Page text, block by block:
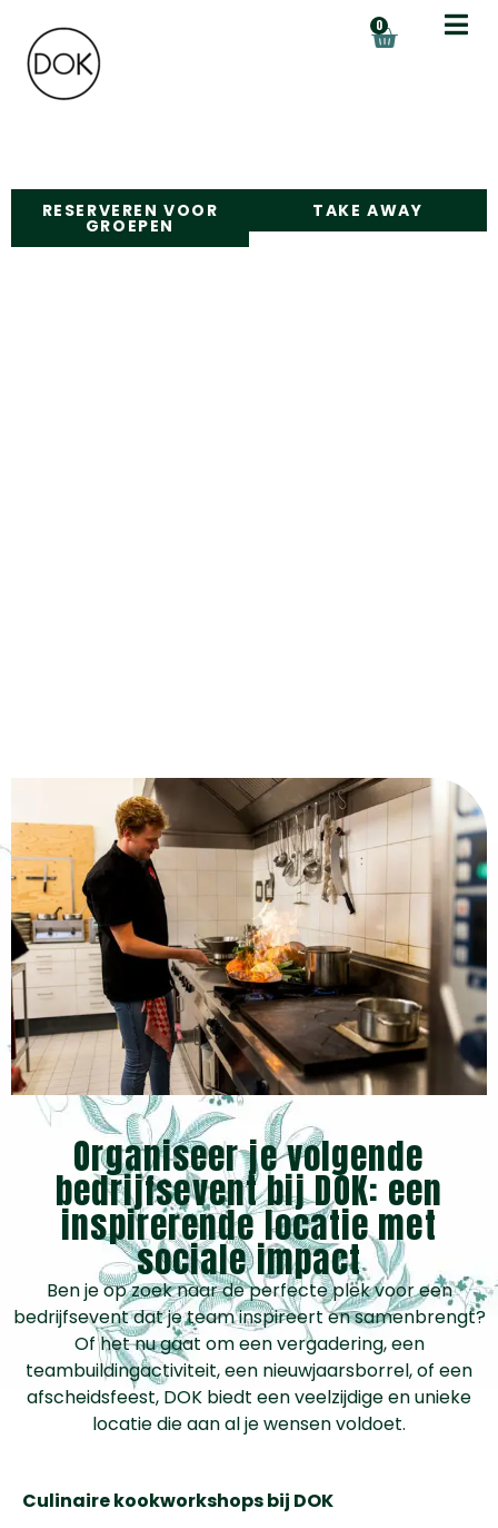
inhoud
0
RESERVEREN VOOR
GROEPEN
TAKE AWAY
Organiseer je volgende
bedrijfsevent bij DOK: een
inspirerende locatie met
sociale impact
Ben je op zoek naar de perfecte plek voor een
bedrijfsevent dat je team inspireert en samenbrengt?
Of het nu gaat om een vergadering, een
teambuildingactiviteit, een nieuwjaarsborrel, of een
afscheidsfeest, DOK biedt een veelzijdige en unieke
locatie die aan al je wensen voldoet.
Culinaire kookworkshops bij DOK